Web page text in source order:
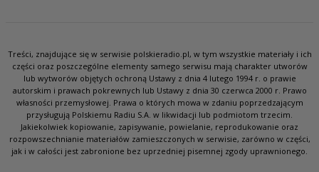
Treści, znajdujące się w serwisie polskieradio.pl, w tym wszystkie materiały i ich
części oraz poszczególne elementy samego serwisu mają charakter utworów
lub wytworów objętych ochroną Ustawy z dnia 4 lutego 1994 r. o prawie
autorskim i prawach pokrewnych lub Ustawy z dnia 30 czerwca 2000 r. Prawo
własności przemysłowej. Prawa o których mowa w zdaniu poprzedzającym
przysługują Polskiemu Radiu S.A. w likwidacji lub podmiotom trzecim.
Jakiekolwiek kopiowanie, zapisywanie, powielanie, reprodukowanie oraz
rozpowszechnianie materiałów zamieszczonych w serwisie, zarówno w części,
jak i w całości jest zabronione bez uprzedniej pisemnej zgody uprawnionego.